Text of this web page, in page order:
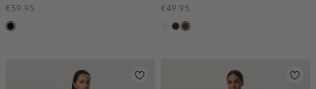
€59.95
zwart
€49.95
creme,
pruim,
toffee